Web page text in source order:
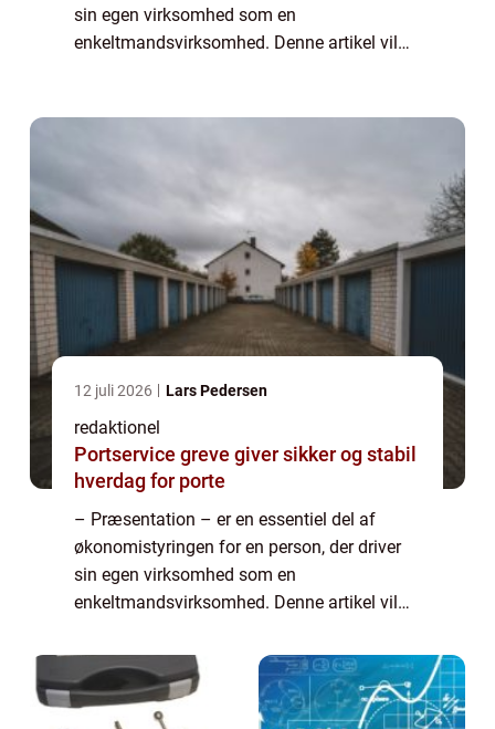
sin egen virksomhed som en
enkeltmandsvirksomhed. Denne artikel vil
12 juli 2026 Lars Pedersen
redaktionel
Portservice greve giver sikker og stabil
hverdag for porte
– Præsentation – er en essentiel del af
økonomistyringen for en person, der driver
sin egen virksomhed som en
enkeltmandsvirksomhed. Denne artikel vil
dette indebærer, og hvorfor det er vigtigt f...